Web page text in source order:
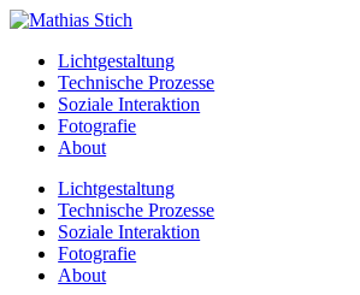
Skip
contentLichtgestaltung
Technische Prozesse
Soziale Interaktion
Fotografie
About
Menu
Lichtgestaltung
Technische Prozesse
Soziale Interaktion
Fotografie
About